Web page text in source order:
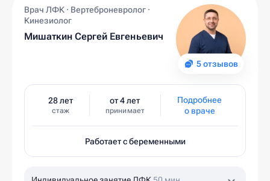
5 отзывов
Врач ЛФК · Вертеброневролог ·
Кинезиолог
Мишаткин Сергей Евгеньевич
28 лет
стаж
от 4 лет
принимает
Подробнее
о враче
Работает с беременными